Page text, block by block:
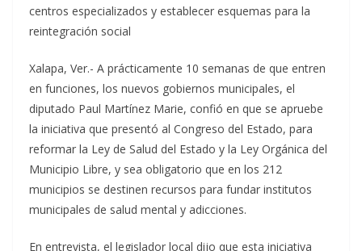
centros especializados y establecer esquemas para la
reintegración social
Xalapa, Ver.- A prácticamente 10 semanas de que entren
en funciones, los nuevos gobiernos municipales, el
diputado Paul Martínez Marie, confió en que se apruebe
la iniciativa que presentó al Congreso del Estado, para
reformar la Ley de Salud del Estado y la Ley Orgánica del
Municipio Libre, y sea obligatorio que en los 212
municipios se destinen recursos para fundar institutos
municipales de salud mental y adicciones.
En entrevista, el legislador local dijo que esta iniciativa